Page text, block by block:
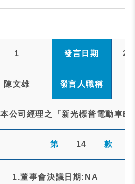
1 發言日期
陳文雄 發言人職稱
本公司經理之「新光標普電動車
第 14 款
1.董事會決議日期:NA